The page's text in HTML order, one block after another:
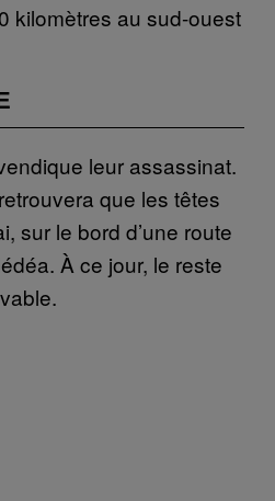
kilomètres au sud-ouest
leur assassinat.
que les têtes
sur le bord d’une route
À ce jour, le reste